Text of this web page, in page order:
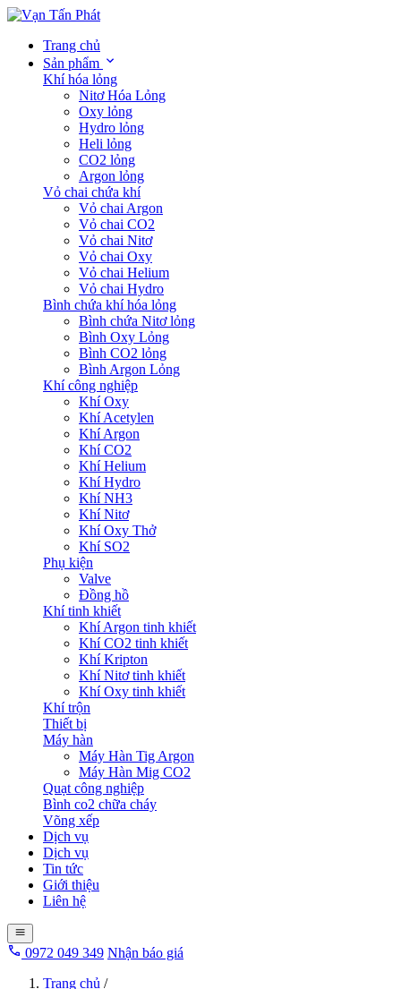
Trang chủ
Sản phẩm
Khí hóa lỏng
Nitơ Hóa Lỏng
Oxy lỏng
Hydro lỏng
Heli lỏng
CO2 lỏng
Argon lỏng
Vỏ chai chứa khí
Vỏ chai Argon
Vỏ chai CO2
Vỏ chai Nitơ
Vỏ chai Oxy
Vỏ chai Helium
Vỏ chai Hydro
Bình chứa khí hóa lỏng
Bình chứa Nitơ lỏng
Bình Oxy Lỏng
Bình CO2 lỏng
Bình Argon Lỏng
Khí công nghiệp
Khí Oxy
Khí Acetylen
Khí Argon
Khí CO2
Khí Helium
Khí Hydro
Khí NH3
Khí Nitơ
Khí Oxy Thở
Khí SO2
Phụ kiện
Valve
Đồng hồ
Khí tinh khiết
Khí Argon tinh khiết
Khí CO2 tinh khiết
Khí Kripton
Khí Nitơ tinh khiết
Khí Oxy tinh khiết
Khí trộn
Thiết bị
Máy hàn
Máy Hàn Tig Argon
Máy Hàn Mig CO2
Quạt công nghiệp
Bình co2 chữa cháy
Võng xếp
Dịch vụ
Dịch vụ
Tin tức
Giới thiệu
Liên hệ
0972 049 349 Nhận báo giá
Trang chủ /